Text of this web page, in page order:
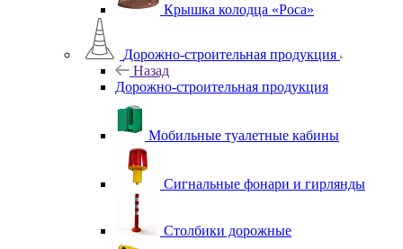
Крышка колодца «Роса»
Дорожно-строительная продукция
Назад
Дорожно-строительная продукция
Мобильные туалетные кабины
Сигнальные фонари и гирлянды
Столбики дорожные